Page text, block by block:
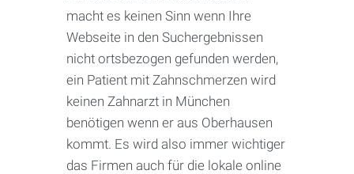
macht es keinen Sinn wenn Ihre
Webseite in den Suchergebnissen
nicht ortsbezogen gefunden werden,
ein Patient mit Zahnschmerzen wird
keinen Zahnarzt in München
benötigen wenn er aus Oberhausen
kommt. Es wird also immer wichtiger
das Firmen auch für die lokale online